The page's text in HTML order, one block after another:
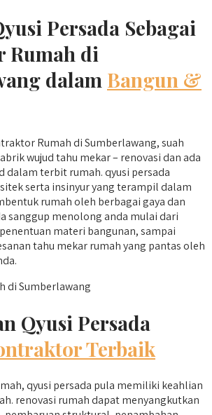
Persada Sebagai
Rumah di
dalam Bangun &
Rumah di Sumberlawang, suah
wujud tahu mekar – renovasi dan ada
dalam terbit rumah. qyusi persada
serta insinyur yang terampil dalam
rumah oleh berbagai gaya dan
sanggup menolong anda mulai dari
materi bangunan, sampai
tahu mekar rumah yang pantas oleh
Qyusi Persada
Terbaik
qyusi persada pula memiliki keahlian
renovasi rumah dapat menyangkutkan